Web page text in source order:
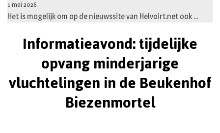
1 mei 2026
Het is mogelijk om op de nieuwssite van Helvoirt.net ook …
Informatieavond: tijdelijke
opvang minderjarige
vluchtelingen in de Beukenhof
Biezenmortel